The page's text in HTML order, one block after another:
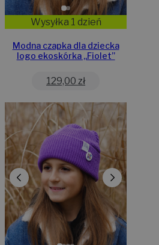
Wysyłka 1 dzień
Modna czapka dla dziecka
logo ekoskórka „Fiolet”
129,00 zł